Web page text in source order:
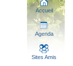
Accueil
Agenda
Sites Amis